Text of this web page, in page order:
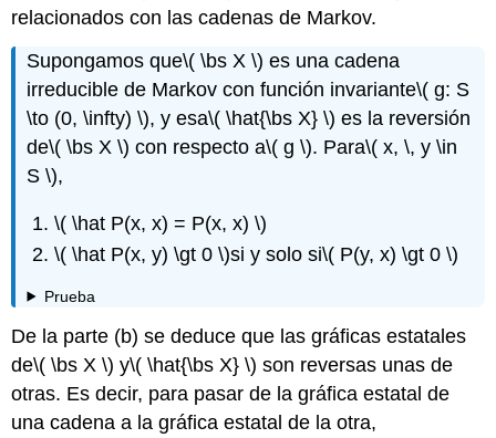
relacionados con las cadenas de Markov.
Supongamos que\( \bs X \) es una cadena
irreducible de Markov con función invariante\( g: S
\to (0, \infty) \), y esa\( \hat{\bs X} \) es la reversión
de\( \bs X \) con respecto a\( g \). Para\( x, \, y \in
S \),
\( \hat P(x, x) = P(x, x) \)
\( \hat P(x, y) \gt 0 \)si y solo si\( P(y, x) \gt 0 \)
Prueba
De la parte (b) se deduce que las gráficas estatales
de\( \bs X \) y\( \hat{\bs X} \) son reversas unas de
otras. Es decir, para pasar de la gráfica estatal de
una cadena a la gráfica estatal de la otra,